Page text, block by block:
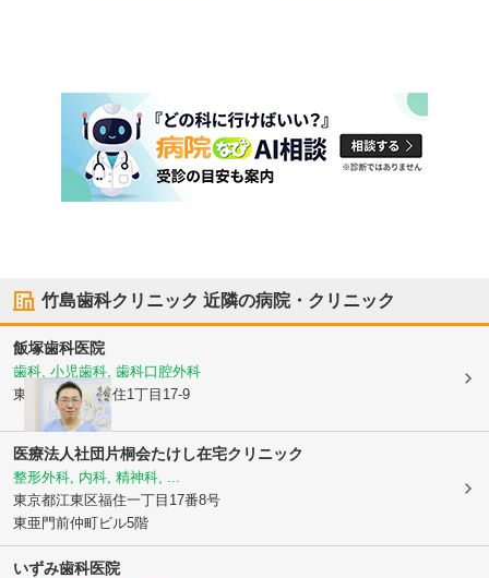
竹島歯科クリニック 近隣の病院・クリニック
飯塚歯科医院
歯科, 小児歯科, 歯科口腔外科
東京都江東区福住1丁目17-9
医療法人社団片桐会たけし在宅クリニック
整形外科, 内科, 精神科, ...
東京都江東区福住一丁目17番8号
東亜門前仲町ビル5階
いずみ歯科医院